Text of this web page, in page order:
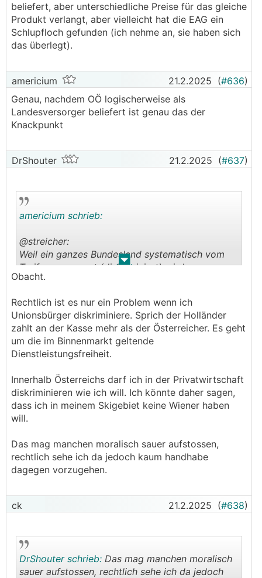
beliefert, aber unterschiedliche Preise für das gleiche
Produkt verlangt, aber vielleicht hat die EAG ein
Schlupfloch gefunden (ich nehme an, sie haben sich
das überlegt).
americium 21.2.2025 (#636)
Genau, nachdem OÖ logischerweise als
Landesversorger beliefert ist genau das der
Knackpunkt
DrShouter 21.2.2025 (#637)
. .
americium schrieb:
@streicher:
Weil ein ganzes Bundesland systematisch vom
Tarif ausgegrenzt (diskriminiert) wird.
diskriminieren auch andere und sind nicht
erlaubt.
Obacht.
Rechtlich ist es nur ein Problem wenn ich
Unionsbürger diskriminiere. Sprich der Holländer
zahlt an der Kasse mehr als der Österreicher. Es geht
um die im Binnenmarkt geltende
Dienstleistungsfreiheit.
Innerhalb Österreichs darf ich in der Privatwirtschaft
diskriminieren wie ich will. Ich könnte daher sagen,
dass ich in meinem Skigebiet keine Wiener haben
will.
Das mag manchen moralisch sauer aufstossen,
rechtlich sehe ich da jedoch kaum handhabe
dagegen vorzugehen.
ck 21.2.2025 (#638)
DrShouter schrieb: Das mag manchen moralisch
sauer aufstossen, rechtlich sehe ich da jedoch